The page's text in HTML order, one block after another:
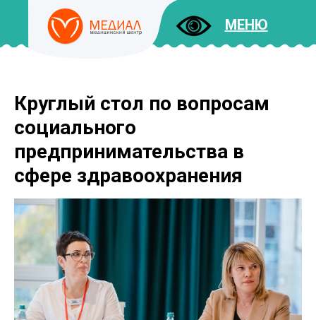
МЕНЮ
ДОКУМЕНТЫ
Круглый стол по вопросам
социального
предпринимательства в
сфере здравоохранения